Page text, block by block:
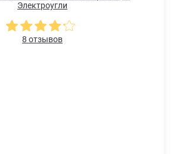
Электроугли
8 отзывов